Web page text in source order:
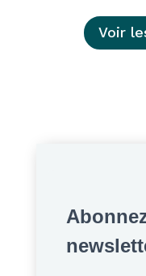
Voir